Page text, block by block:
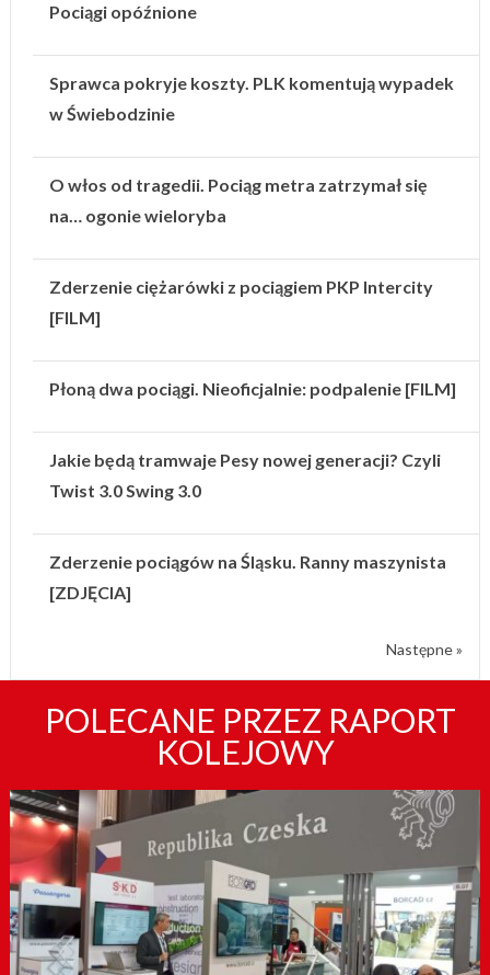
Pociągi opóźnione
Sprawca pokryje koszty. PLK komentują wypadek
w Świebodzinie
O włos od tragedii. Pociąg metra zatrzymał się
na… ogonie wieloryba
Zderzenie ciężarówki z pociągiem PKP Intercity
[FILM]
Płoną dwa pociągi. Nieoficjalnie: podpalenie [FILM]
Jakie będą tramwaje Pesy nowej generacji? Czyli
Twist 3.0 Swing 3.0
Zderzenie pociągów na Śląsku. Ranny maszynista
[ZDJĘCIA]
Następne »
POLECANE PRZEZ RAPORT
KOLEJOWY